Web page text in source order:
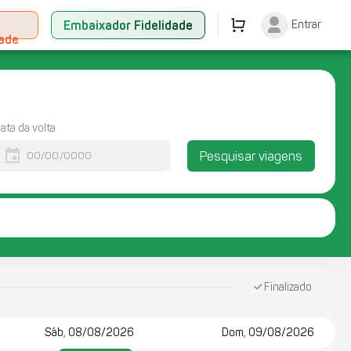
Embaixador Fidelidade Entrar
da volta
event Pesquisar viagens
Finalizado
Sáb, 08/08/2026 Dom, 09/08/2026